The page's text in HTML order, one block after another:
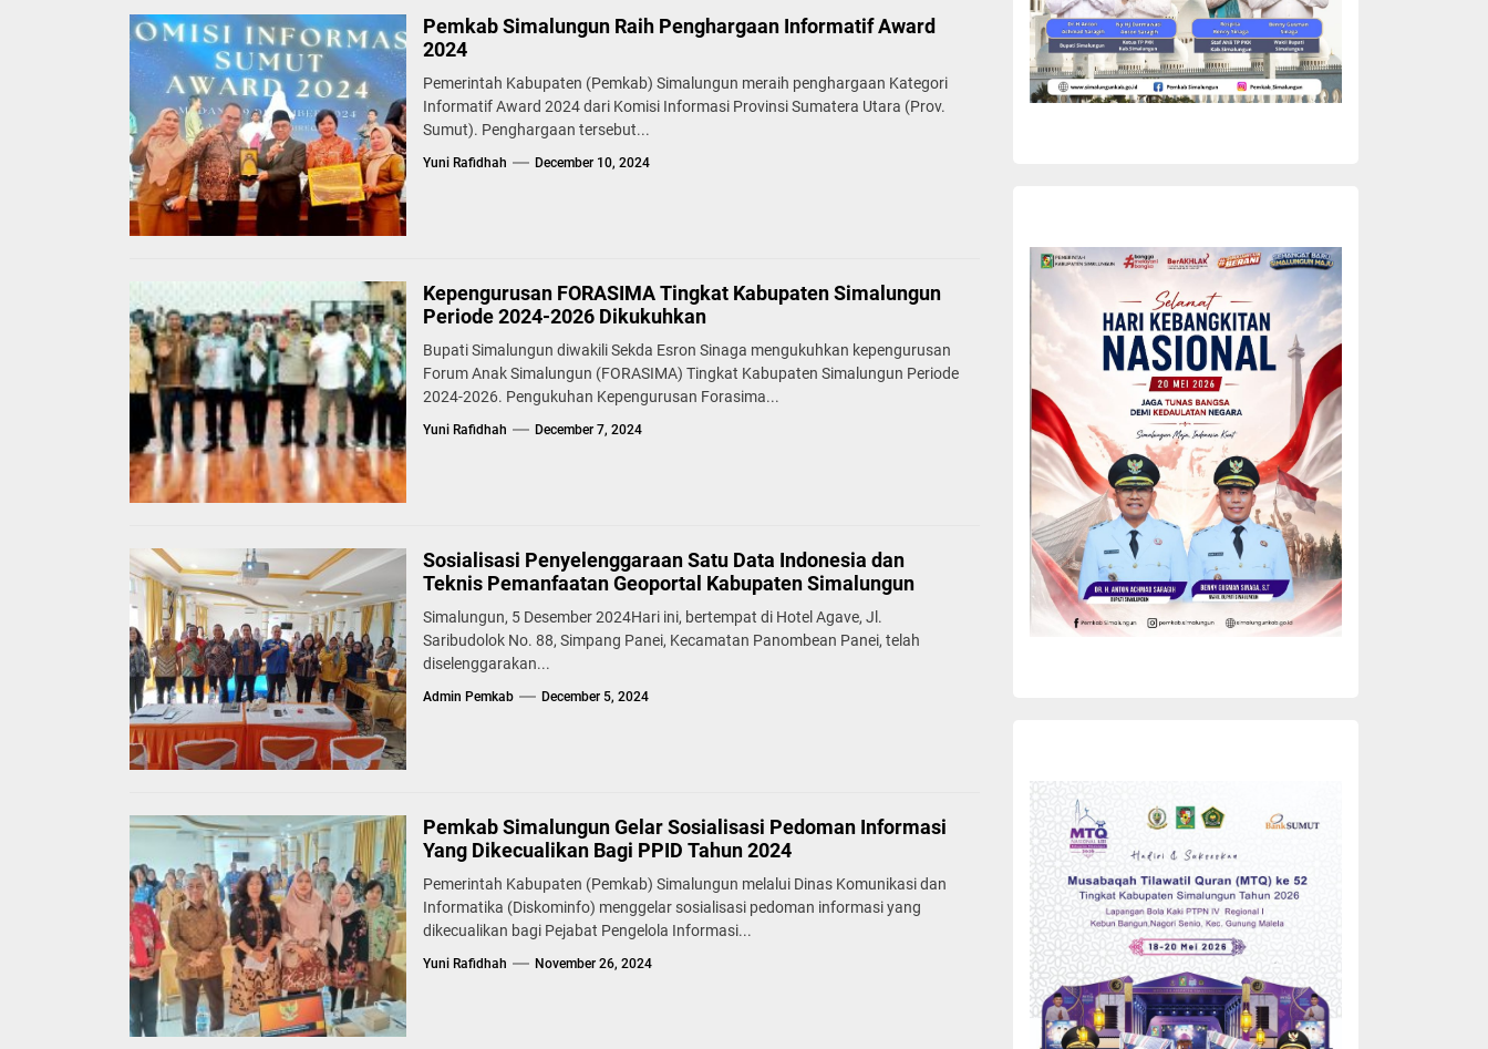
Pemkab Simalungun Raih Penghargaan Informatif Award
2024
Pemerintah Kabupaten (Pemkab) Simalungun meraih penghargaan Kategori
Informatif Award 2024 dari Komisi Informasi Provinsi Sumatera Utara (Prov.
Sumut). Penghargaan tersebut...
Yuni Rafidhah December 10, 2024
Kepengurusan FORASIMA Tingkat Kabupaten Simalungun
Periode 2024-2026 Dikukuhkan
Bupati Simalungun diwakili Sekda Esron Sinaga mengukuhkan kepengurusan
Forum Anak Simalungun (FORASIMA) Tingkat Kabupaten Simalungun Periode
2024-2026. Pengukuhan Kepengurusan Forasima...
Yuni Rafidhah December 7, 2024
Sosialisasi Penyelenggaraan Satu Data Indonesia dan
Teknis Pemanfaatan Geoportal Kabupaten Simalungun
Simalungun, 5 Desember 2024Hari ini, bertempat di Hotel Agave, Jl.
Saribudolok No. 88, Simpang Panei, Kecamatan Panombean Panei, telah
diselenggarakan...
Admin Pemkab December 5, 2024
Pemkab Simalungun Gelar Sosialisasi Pedoman Informasi
Yang Dikecualikan Bagi PPID Tahun 2024
Pemerintah Kabupaten (Pemkab) Simalungun melalui Dinas Komunikasi dan
Informatika (Diskominfo) menggelar sosialisasi pedoman informasi yang
dikecualikan bagi Pejabat Pengelola Informasi...
Yuni Rafidhah November 26, 2024